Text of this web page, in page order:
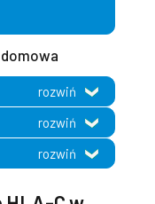
rozwiń
rozwiń
rozwiń